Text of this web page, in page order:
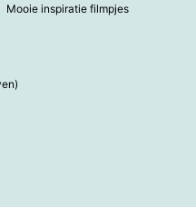
Mooie inspiratie filmpjes